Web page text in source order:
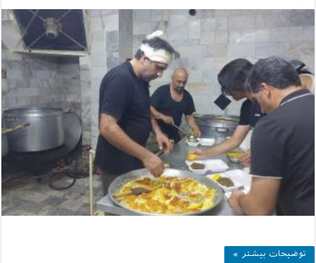
توضیحات بیشتر »